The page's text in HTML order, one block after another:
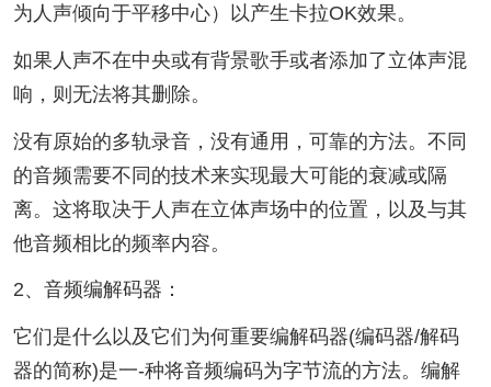
为人声倾向于平移中心）以产生卡拉OK效果。
如果人声不在中央或有背景歌手或者添加了立体声混
响，则无法将其删除。
没有原始的多轨录音，没有通用，可靠的方法。不同
的音频需要不同的技术来实现最大可能的衰减或隔
离。这将取决于人声在立体声场中的位置，以及与其
他音频相比的频率内容。
2、音频编解码器：
它们是什么以及它们为何重要编解码器(编码器/解码
器的简称)是一-种将音频编码为字节流的方法。编解